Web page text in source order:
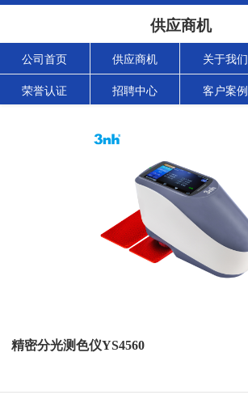
供应商机
公司首页 供应商机 关于我们
荣誉认证 招聘中心 客户案例
精密分光测色仪YS4560